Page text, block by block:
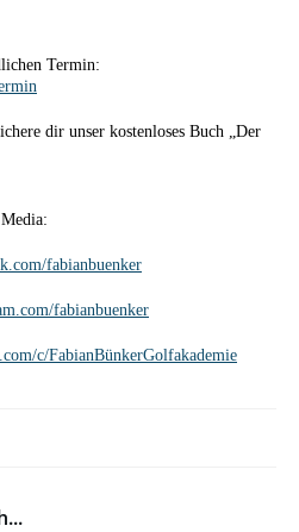
Termin:
dir unser kostenloses Buch „Der
fabianbuenker
fabianbuenker
c/FabianBünkerGolfakademie